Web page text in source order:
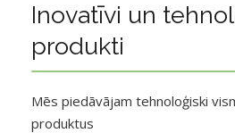
Inovatīvi un
produkti
Mēs piedāvājam tehnoloģiski
produktus